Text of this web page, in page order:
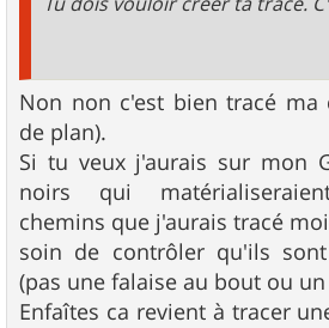
Non non c'est bien tracé ma
de plan).
Si tu veux j'aurais sur mon
noirs qui
chemins que j'aurais tracé
soin de contrôler qu'ils
(pas une falaise au bout ou
Enfaîtes ca revient à tracer